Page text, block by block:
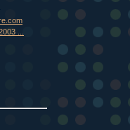
...